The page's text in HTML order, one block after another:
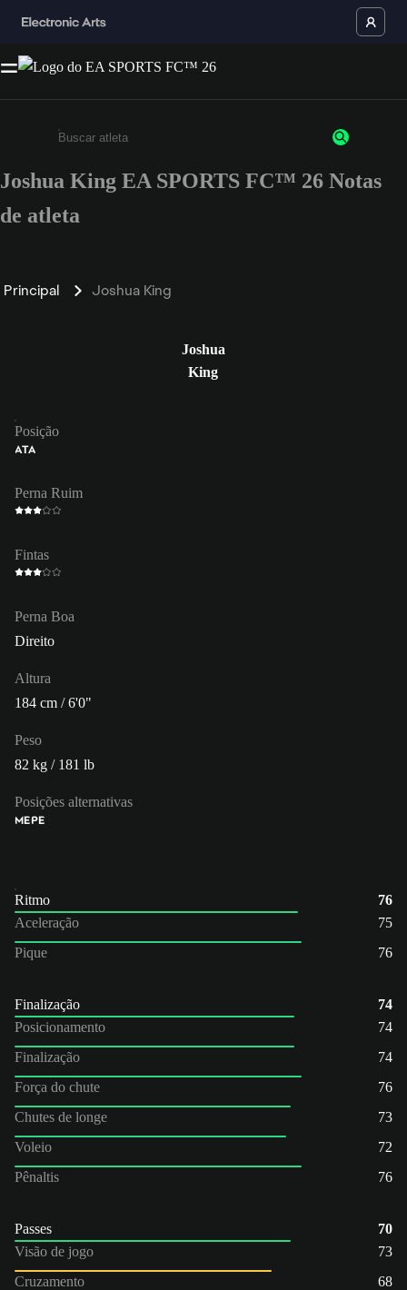
Insira pelo menos 3 caracteres ou números
Joshua King EA SPORTS FC™ 26 Notas
de atleta
Principal Joshua King
Joshua
King
Posição
ATA
Perna Ruim
Fintas
Perna Boa
Direito
Altura
184 cm / 6'0"
Peso
82 kg / 181 lb
Posições alternativas
MEPE
Ritmo
76
Aceleração
75
Pique
76
Finalização
74
Posicionamento
74
Finalização
74
Força do chute
76
Chutes de longe
73
Voleio
72
Pênaltis
76
Passes
70
Visão de jogo
73
Cruzamento
68